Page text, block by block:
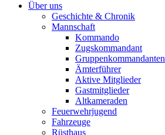
Über uns
Geschichte & Chronik
Mannschaft
Kommando
Zugskommandant
Gruppenkommandanten
Ämterführer
Aktive Mitglieder
Gastmitglieder
Altkameraden
Feuerwehrjugend
Fahrzeuge
Rüsthaus